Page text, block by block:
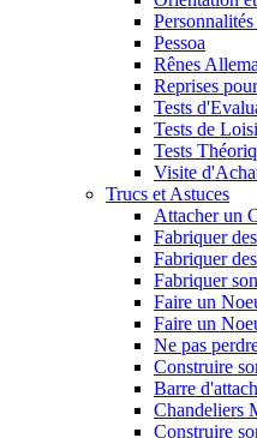
Pessoa
Rênes
Reprises
Tests
Tests de
Tests
Visite
Trucs et Astuces
Attacher un
Fabriquer
Fabriquer
Fabriquer
Faire un
Faire un
Ne pas
Construire
Barre
Chandeliers
Construire